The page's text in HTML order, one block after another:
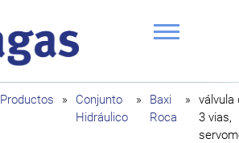
Ragas
Productos »
Conjunto
Hidráulico
»
Baxi
Roca
»
válvula
3 vias,